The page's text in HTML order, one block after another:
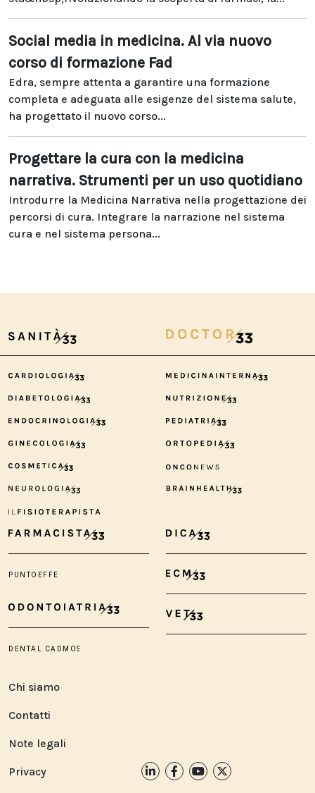
Social media in medicina. Al via nuovo
corso di formazione Fad
Edra, sempre attenta a garantire una formazione
completa e adeguata alle esigenze del sistema salute,
ha progettato il nuovo corso...
Progettare la cura con la medicina
narrativa. Strumenti per un uso quotidiano
Introdurre la Medicina Narrativa nella progettazione dei
percorsi di cura. Integrare la narrazione nel sistema
cura e nel sistema persona...
Chi siamo
Contatti
Note legali
Privacy